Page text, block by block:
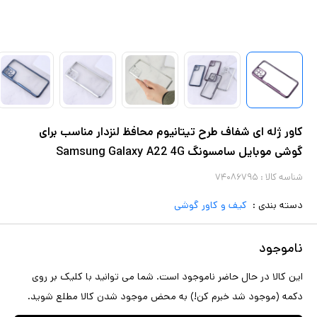
کاور ژله ای شفاف طرح تیتانیوم محافظ لنزدار مناسب برای
گوشی موبایل سامسونگ Samsung Galaxy A22 4G
شناسه کالا : ۷۴۰۸۶۷۹۵
دسته بندی : کیف و کاور گوشی
ناموجود
این کالا در حال حاضر ناموجود است. شما می توانید با کلیک بر روی
دکمه (موجود شد خبرم کن!) به محض موجود شدن کالا مطلع شوید.